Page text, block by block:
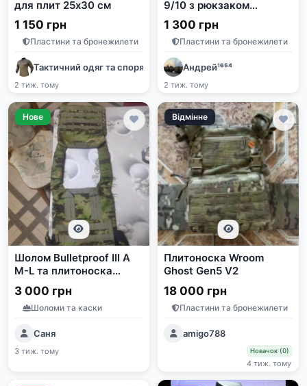
для плит 25х30 см
1 150 грн
Пластини та бронежилети
Тактичний одяг та спорядження
2 тиж. тому
9/10 з рюкзаком
RealDefence та
підсумками Utactic
1 300 грн
Пластини та бронежилети
Андрей¹⁶⁵⁴
2 тиж. тому
Нове
Шолом Bulletproof III A
M-L та плитоноска
мультикам
3 000 грн
Шоломи та каски
Саня
3 тиж. тому
Відмінне
Плитоноска Wroom
Ghost Gen5 V2
18 000 грн
Пластини та бронежилети
amigo788
Новачок (0)
4 тиж. тому